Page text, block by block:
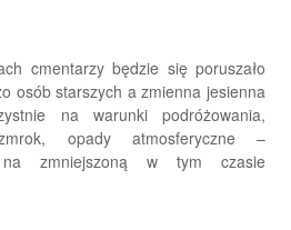
cmentarzy będzie się poruszało
osób starszych a zmienna jesienna
na warunki podróżowania,
opady atmosferyczne –
na zmniejszoną w tym czasie